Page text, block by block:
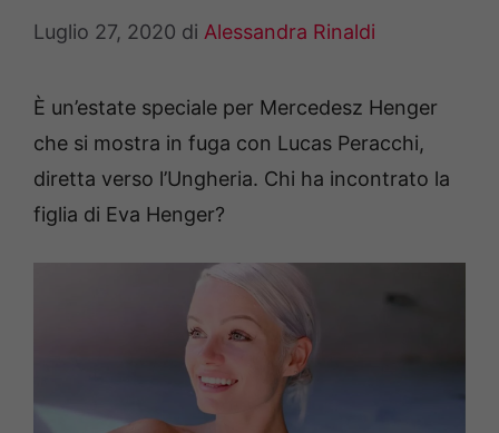
Luglio 27, 2020 di Alessandra Rinaldi
È un’estate speciale per Mercedesz Henger
che si mostra in fuga con Lucas Peracchi,
diretta verso l’Ungheria. Chi ha incontrato la
figlia di Eva Henger?